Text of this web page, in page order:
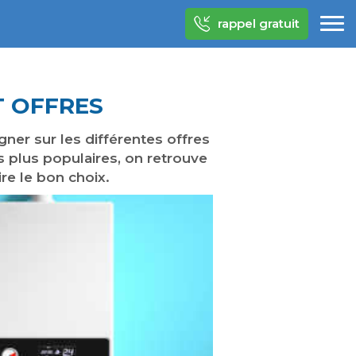
rappel gratuit
OFFRES
sur les différentes offres
plus populaires, on retrouve
le bon choix.